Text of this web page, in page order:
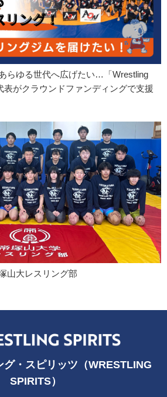
らゆる世代へ広げたい…「Wrestling
表がクラウンドファンディングで支援
山大レスリング部
グ・スピリッツ（WRESTLING
SPIRITS）